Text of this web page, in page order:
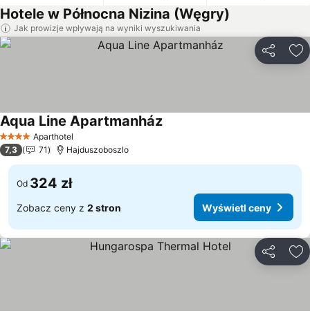
Hotele w Północna Nizina (Węgry)
Jak prowizje wpływają na wyniki wyszukiwania
4 KategoriaAparthotel
Aqua Line ApartmanházWyświetl ceny
7,3 71 Hajduszoboszlo
Od 324 zł
Zobacz ceny z 2 stron Wyświetl ceny